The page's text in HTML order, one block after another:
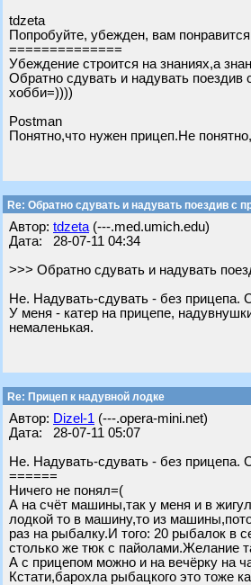
tdzeta
Попробуйте, убежден, вам
==============
Убеждение строится на знаниях,а
Обратно сдувать и надувать поездив
хобби=))))
Postman
Понятно,что нужен прицеп.Не
Re: Обратно сдувать и надувать поездив с
Автор: tdzeta (---.med.umich.edu)
Дата: 28-07-11 04:34
>>> Обратно сдувать и надувать
Не. Надувать-сдувать - без прицепа.
У меня - катер на прицепе,
немаленькая.
Re: Прицеп к надувной лодке
Автор: Dizel-1 (---.opera-mini.net)
Дата: 28-07-11 05:07
Не. Надувать-сдувать - без прицепа.
======
Ничего не понял=(
А на счёт машины,так у меня и в
лодкой то в машину,то из
раз на рыбалку.И того: 20 рыбалок
столько же тюк с пайолами.Желание
А с прицепом можно и на вечёрку на
Кстати,барохла рыбацкого это тоже